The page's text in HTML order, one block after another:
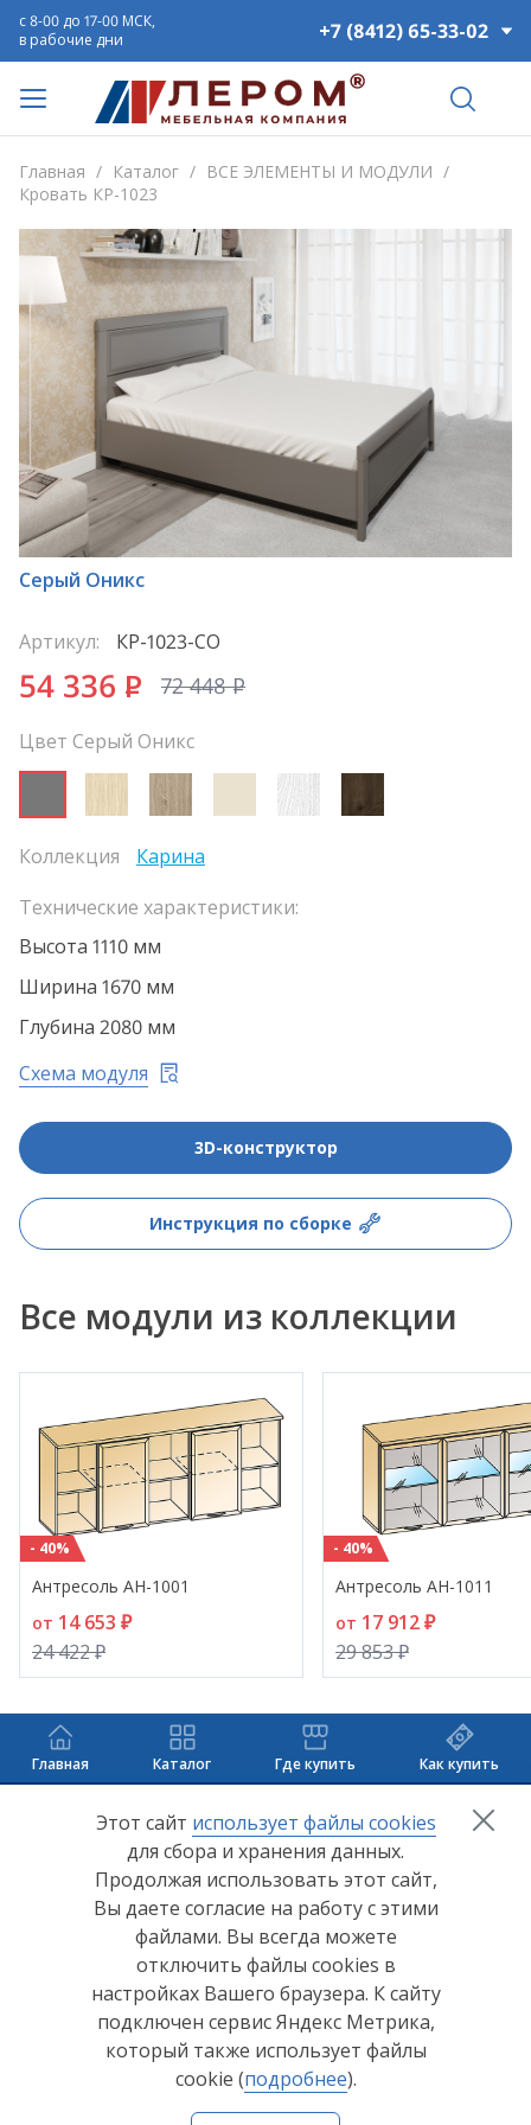
+7 (8412) 65-33-02
с 8-00 до 17-00 МСК,
в рабочие дни
Главная / Каталог / ВСЕ ЭЛЕМЕНТЫ И МОДУЛИ /
Кровать КР-1023
Серый Оникс
Артикул: КР-1023-СО
54 336 P 72 448P
Цвет Серый Оникс
Коллекция
Карина
Технические характеристики:
Высота 1110 мм
Ширина 1670 мм
Глубина 2080 мм
Схема модуля
3D-конструктор
Инструкция по сборке
Все модули из коллекции
- 40%
Антресоль АН-1001
от 14 653 ₽
24 422 ₽
- 40%
Антресоль АН-1011
от 17 912 ₽
29 853 ₽
Главная Каталог Где купить Как купить
+7 (8412) 65-33-00
info@lerom.ru
Согласие на обработку персональных данных
Политика конфиденциальности
Согласие на обработку персональных данных Яндекс
© ООО "Мебельная компания "Лером" 2026
Этот сайт использует файлы cookies
для сбора и хранения данных.
Продолжая использовать этот сайт,
Вы даете согласие на работу с этими
файлами. Вы всегда можете
отключить файлы cookies в
настройках Вашего браузера. К сайту
подключен сервис Яндекс Метрика,
который также использует файлы
cookie (подробнее).